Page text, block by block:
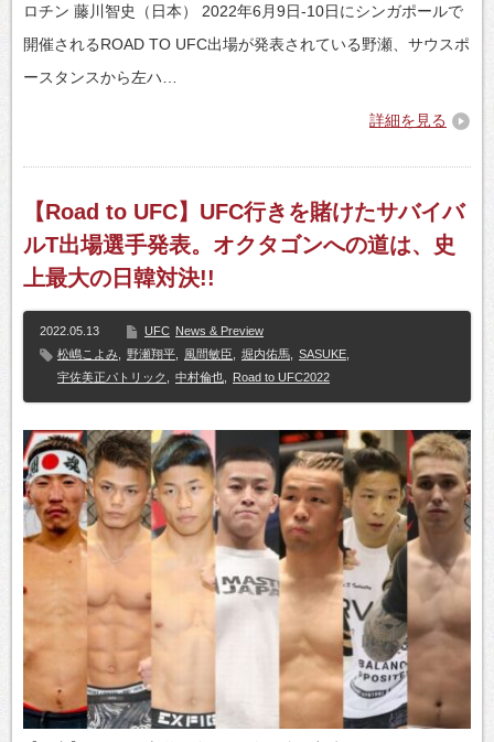
ロチン 藤川智史（日本） 2022年6月9日-10日にシンガポールで
開催されるROAD TO UFC出場が発表されている野瀬、サウスポ
ースタンスから左ハ…
詳細を見る
【Road to UFC】UFC行きを賭けたサバイバ
ルT出場選手発表。オクタゴンへの道は、史
上最大の日韓対決!!
2022.05.13 UFC News & Preview
松嶋こよみ
野瀬翔平 風間敏臣 堀内佑馬 SASUKE
宇佐美正パトリック
中村倫也 Road to UFC2022